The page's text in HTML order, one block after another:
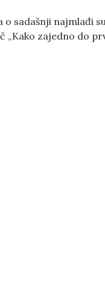
sadašnji najmlađi
zajedno do